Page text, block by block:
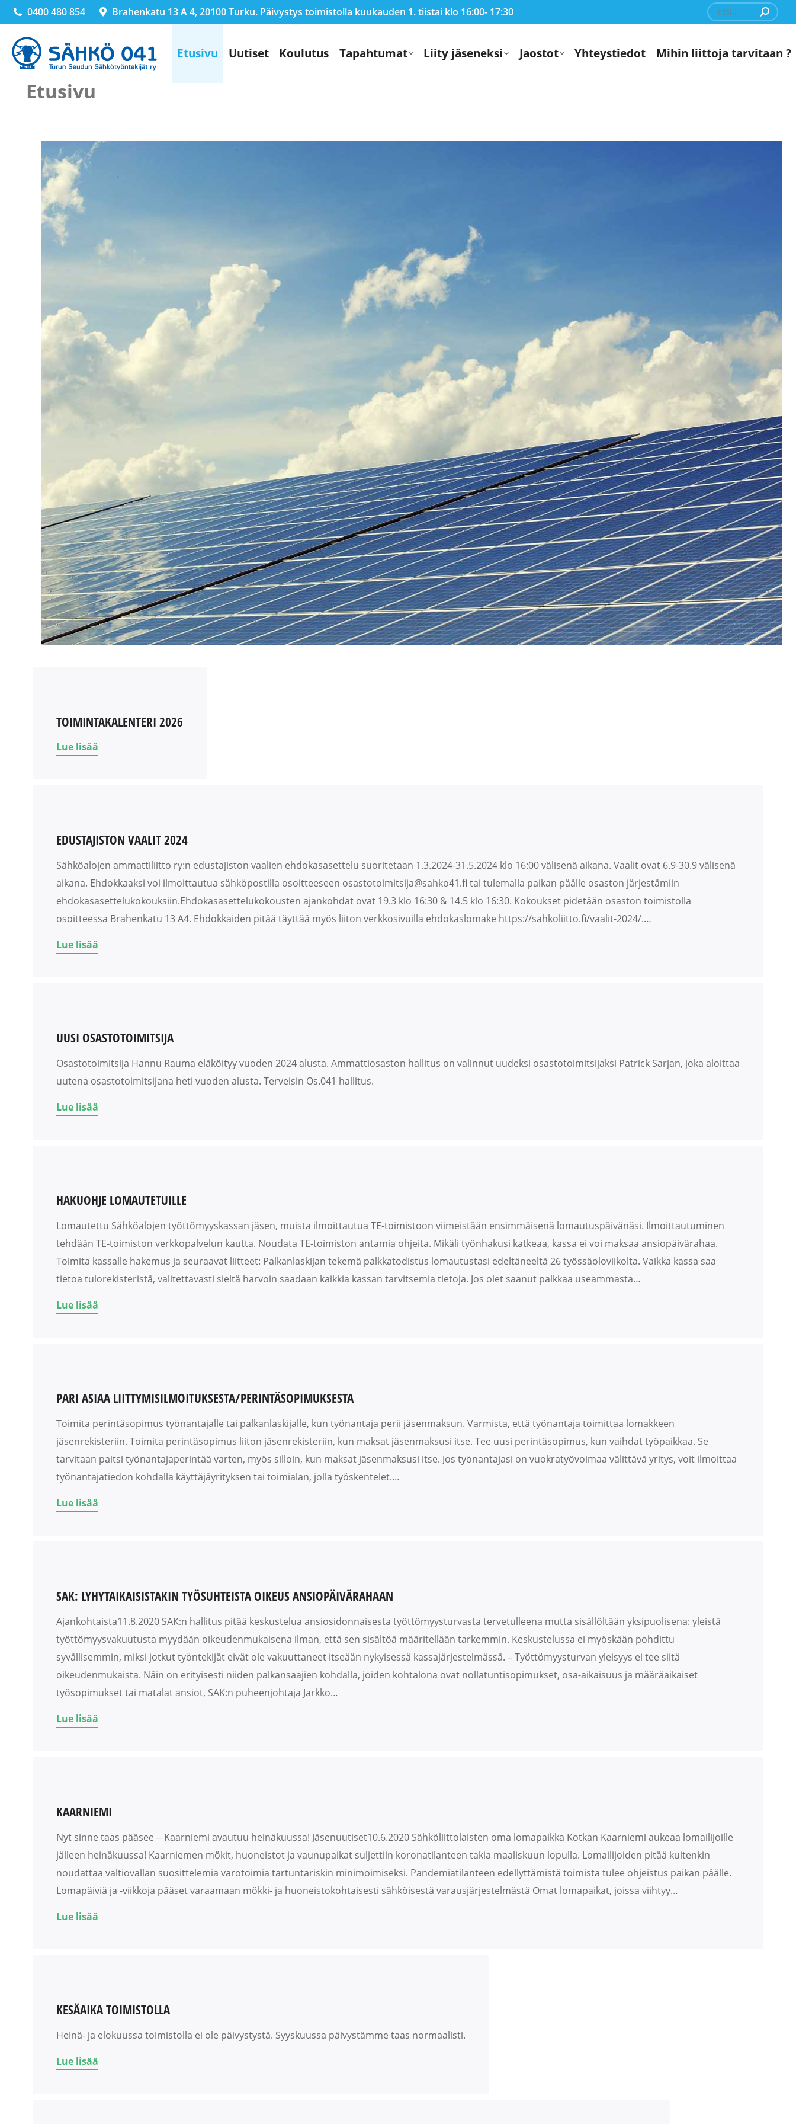
0400 480 854 Brahenkatu 13 A 4, 20100 Turku. Päivystys toimistolla kuukauden 1. tiistai klo 16:00- 17:30 Search:
Etusivu Uutiset Koulutus Tapahtumat Liity jäseneksi Jaostot Yhteystiedot Mihin liittoja tarvitaan ?
Etusivu
TOIMINTAKALENTERI 2026
Lue lisää
EDUSTAJISTON VAALIT 2024
Sähköalojen ammattiliitto ry:n edustajiston vaalien ehdokasasettelu suoritetaan 1.3.2024-31.5.2024 klo 16:00 välisenä aikana. Vaalit ovat 6.9-30.9 välisenä
aikana. Ehdokkaaksi voi ilmoittautua sähköpostilla osoitteeseen osastotoimitsija@sahko41.fi tai tulemalla paikan päälle osaston järjestämiin
ehdokasasettelukokouksiin.Ehdokasasettelukokousten ajankohdat ovat 19.3 klo 16:30 & 14.5 klo 16:30. Kokoukset pidetään osaston toimistolla
osoitteessa Brahenkatu 13 A4. Ehdokkaiden pitää täyttää myös liiton verkkosivuilla ehdokaslomake https://sahkoliitto.fi/vaalit-2024/.…
Lue lisää
UUSI OSASTOTOIMITSIJA
Osastotoimitsija Hannu Rauma eläköityy vuoden 2024 alusta. Ammattiosaston hallitus on valinnut uudeksi osastotoimitsijaksi Patrick Sarjan, joka aloittaa
uutena osastotoimitsijana heti vuoden alusta. Terveisin Os.041 hallitus.
Lue lisää
HAKUOHJE LOMAUTETUILLE
Lomautettu Sähköalojen työttömyyskassan jäsen, muista ilmoittautua TE-toimistoon viimeistään ensimmäisenä lomautuspäivänäsi. Ilmoittautuminen
tehdään TE-toimiston verkkopalvelun kautta. Noudata TE-toimiston antamia ohjeita. Mikäli työnhakusi katkeaa, kassa ei voi maksaa ansiopäivärahaa.
Toimita kassalle hakemus ja seuraavat liitteet: Palkanlaskijan tekemä palkkatodistus lomautustasi edeltäneeltä 26 työssäoloviikolta. Vaikka kassa saa
tietoa tulorekisteristä, valitettavasti sieltä harvoin saadaan kaikkia kassan tarvitsemia tietoja. Jos olet saanut palkkaa useammasta…
Lue lisää
PARI ASIAA LIITTYMISILMOITUKSESTA/PERINTÄSOPIMUKSESTA
Toimita perintäsopimus työnantajalle tai palkanlaskijalle, kun työnantaja perii jäsenmaksun. Varmista, että työnantaja toimittaa lomakkeen
jäsenrekisteriin. Toimita perintäsopimus liiton jäsenrekisteriin, kun maksat jäsenmaksusi itse. Tee uusi perintäsopimus, kun vaihdat työpaikkaa. Se
tarvitaan paitsi työnantajaperintää varten, myös silloin, kun maksat jäsenmaksusi itse. Jos työnantajasi on vuokratyövoimaa välittävä yritys, voit ilmoittaa
työnantajatiedon kohdalla käyttäjäyrityksen tai toimialan, jolla työskentelet.…
Lue lisää
SAK: LYHYTAIKAISISTAKIN TYÖSUHTEISTA OIKEUS ANSIOPÄIVÄRAHAAN
Ajankohtaista11.8.2020 SAK:n hallitus pitää keskustelua ansiosidonnaisesta työttömyysturvasta tervetulleena mutta sisällöltään yksipuolisena: yleistä
työttömyysvakuutusta myydään oikeudenmukaisena ilman, että sen sisältöä määritellään tarkemmin. Keskustelussa ei myöskään pohdittu
syvällisemmin, miksi jotkut työntekijät eivät ole vakuuttaneet itseään nykyisessä kassajärjestelmässä. – Työttömyysturvan yleisyys ei tee siitä
oikeudenmukaista. Näin on erityisesti niiden palkansaajien kohdalla, joiden kohtalona ovat nollatuntisopimukset, osa-aikaisuus ja määräaikaiset
työsopimukset tai matalat ansiot, SAK:n puheenjohtaja Jarkko…
Lue lisää
KAARNIEMI
Nyt sinne taas pääsee ‒ Kaarniemi avautuu heinäkuussa! Jäsenuutiset10.6.2020 Sähköliittolaisten oma lomapaikka Kotkan Kaarniemi aukeaa lomailijoille
jälleen heinäkuussa! Kaarniemen mökit, huoneistot ja vaunupaikat suljettiin koronatilanteen takia maaliskuun lopulla. Lomailijoiden pitää kuitenkin
noudattaa valtiovallan suosittelemia varotoimia tartuntariskin minimoimiseksi. Pandemiatilanteen edellyttämistä toimista tulee ohjeistus paikan päälle.
Lomapäiviä ja -viikkoja pääset varaamaan mökki- ja huoneistokohtaisesti sähköisestä varausjärjestelmästä Omat lomapaikat, joissa viihtyy…
Lue lisää
KESÄAIKA TOIMISTOLLA
Heinä- ja elokuussa toimistolla ei ole päivystystä. Syyskuussa päivystämme taas normaalisti.
Lue lisää